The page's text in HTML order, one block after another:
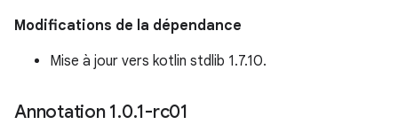
Modifications de la dépendance
Mise à jour vers kotlin stdlib 1.7.10.
Annotation 1.0.1-rc01